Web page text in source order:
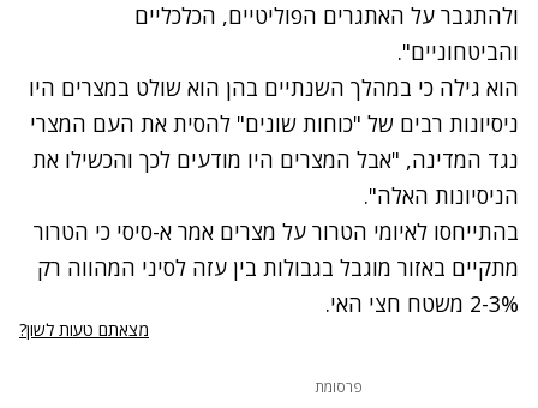
ולהתגבר על האתגרים הפוליטיים, הכלכליים
והביטחוניים".
הוא גילה כי במהלך השנתיים בהן הוא שולט במצרים היו
ניסיונות רבים של "כוחות שונים" להסית את העם המצרי
נגד המדינה, "אבל המצרים היו מודעים לכך והכשילו את
הניסיונות האלה".
בהתייחסו לאיומי הטרור על מצרים אמר א-סיסי כי הטרור
מתקיים באזור מוגבל בגבולות בין עזה לסיני המהווה רק
2-3% משטח חצי האי.
מצאתם טעות לשון?
פרסומת